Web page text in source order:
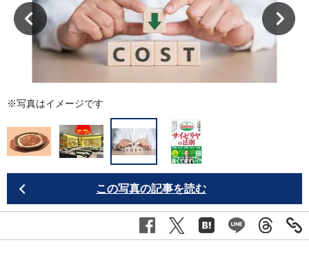
※写真はイメージです
この写真の記事を読む